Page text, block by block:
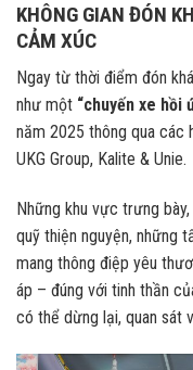
KHÔNG GIAN ĐÓN
CẢM XÚC
Ngay từ thời điểm đón
như một “chuyến xe hồi
năm 2025 thông qua các
UKG Group, Kalite & Unie.
Những khu vực trưng
quỹ thiện nguyện, những
mang thông điệp yêu
áp – đúng với tinh thần
có thể dừng lại, quan sát